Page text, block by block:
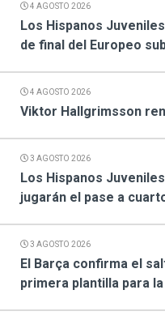
4 AGOSTO 2026
Los Hispanos
de final del Europeo
4 AGOSTO 2026
Viktor Hallgrimsson
3 AGOSTO 2026
Los Hispanos
jugarán el pase a
3 AGOSTO 2026
El Barça confirma el
primera plantilla para